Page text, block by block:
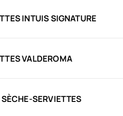
INTUIS SIGNATURE
VALDEROMA
SERVIETTES